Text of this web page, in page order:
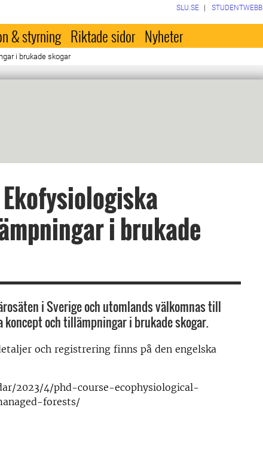
SLU.SE STUDENTWEBB
& styrning Riktade sidor Nyheter
i brukade skogar
i brukade
i Sverige och utomlands välkomnas till
och tillämpningar i brukade skogar.
och registrering finns på den engelska
2023/4/phd-course-ecophysiological-
forests/